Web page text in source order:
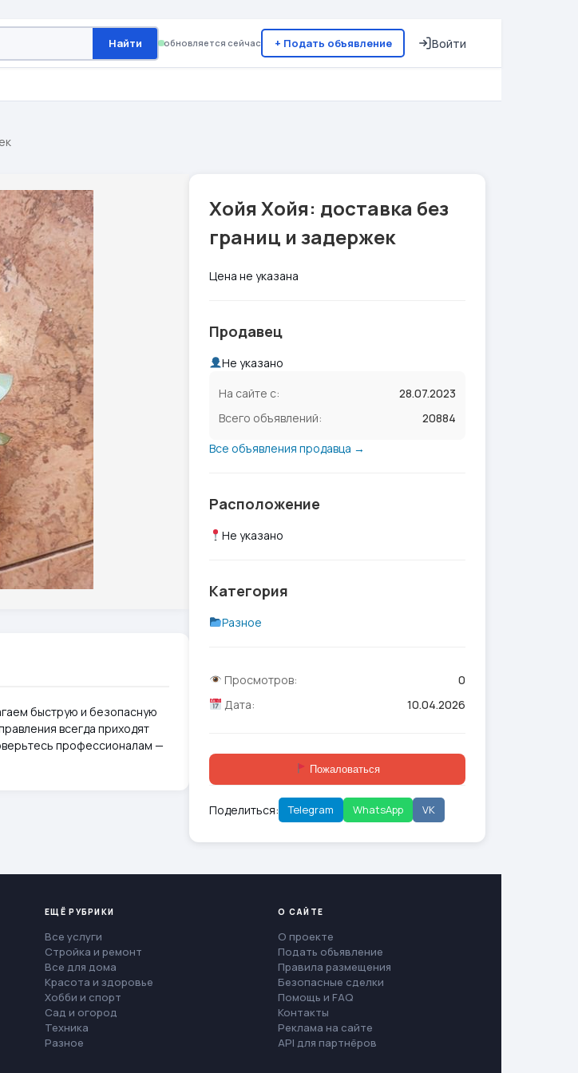
Найти обновляется сейчас + Подать объявление Войти
быструю и безопасную
всегда приходят
профессионалам —
Хойя Хойя: доставка без
границ и задержек
Цена не указана
Продавец
Не указано
На сайте с:
28.07.2023
Всего объявлений:
20884
Все объявления продавца →
Расположение
Не указано
Категория
Разное
Просмотров:
0
Дата:
10.04.2026
Пожаловаться
Поделиться: Telegram WhatsApp VK
ЕЩЁ РУБРИКИ
Все услуги
Стройка и ремонт
Все для дома
Красота и здоровье
Хобби и спорт
Сад и огород
Техника
Разное
О САЙТЕ
О проекте
Подать объявление
Правила размещения
Безопасные сделки
Помощь и FAQ
Контакты
Реклама на сайте
API для партнёров